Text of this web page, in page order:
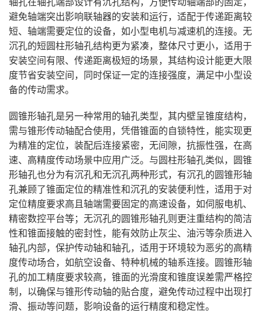
轴孔在轴孔端部设计有沉孔结构，方便传动轴端部的固定，
避免轴端突出影响联轴器的安装和运行，适配于传递距离较
短、轴端需要定位的设备，如小型电机与减速机的连接。无
沉孔的短圆柱形轴孔结构更为紧凑，整体尺寸更小，适用于
安装空间有限、传递距离极短的场景，其结构设计能更大限
度节省安装空间，同时保证一定的连接强度，满足中小型设
备的传动需求。
圆锥形轴孔是另一种常用的轴孔类型，其内壁呈锥度结构，
需与锥形传动轴配合使用，凭借锥面的自锁特性，能实现更
为精准的定位，装配后连接紧密，无间隙，抗振性强，在高
速、高精度传动场景中应用广泛。与圆柱形轴孔类似，圆锥
形轴孔也分为有沉孔和无沉孔两种形式，有沉孔的圆锥形轴
孔兼顾了锥面定位的精准性和沉孔的安装便利性，适用于对
定位精度要求高且轴端需要固定的高速设备，如伺服电机、
精密数控平台等；无沉孔的圆锥形轴孔则更注重结构的简洁
性和锥面接触的密封性，能有效防止灰尘、油污等杂质进入
轴孔内部，保护传动轴和轴孔，适用于环境较为恶劣的高精
度传动场合，如航空设备、特种机械的轴系连接。圆锥形轴
孔的加工精度要求较高，锥面的光滑度和锥度误差需严格控
制，以确保与锥形传动轴的贴合度，避免传动过程中出现打
滑、振动等问题，影响设备的运行精度和稳定性。